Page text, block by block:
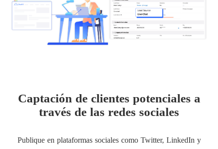
Captación de clientes potenciales a
través de las redes sociales
Publique en plataformas sociales como Twitter, LinkedIn y